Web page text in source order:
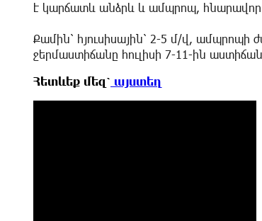
է կարճատև անձրև և ամպրոպ, հնարավոր
Քամին՝ հյուսիսային՝ 2-5 մ/վ, ամպրոպի
ջերմաստիճանը հուլիսի 7-11-ին
Հետևեք մեզ՝ այստեղ